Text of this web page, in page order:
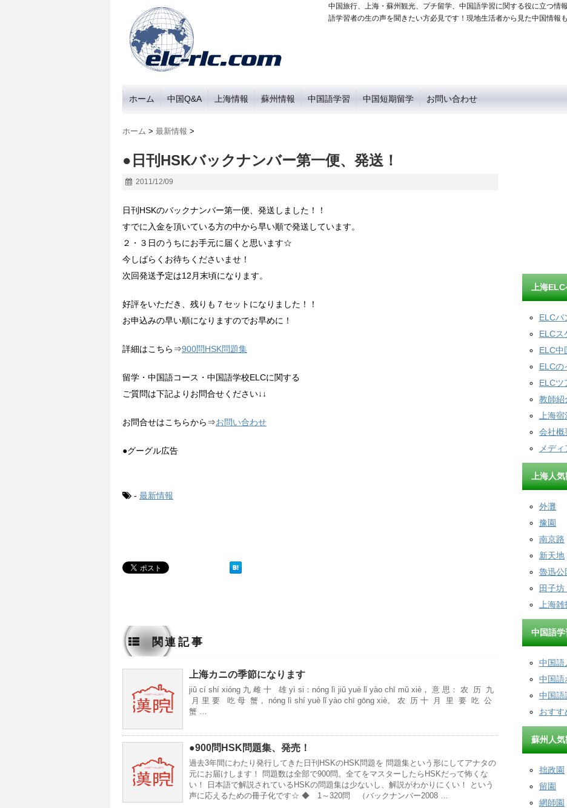
中国旅行、上海・蘇州観光、プチ留学、中国語学習に関する役に立つ情
語学習者の生の声を聞きたい方必見です！現地生活者から見た中国情報
ホーム 中国Q&A 上海情報 蘇州情報 中国語学習 中国短期留学 お問い合わせ
ホーム > 最新情報 >
●日刊HSKバックナンバー第一便、発送！
2011/12/09
日刊HSKのバックナンバー第一便、発送しました！！
すでに入金を頂いている方の中から早い順で発送しています。
２・３日のうちにお手元に届くと思います☆
今しばらくお待ちくださいませ！
次回発送予定は12月末頃になります。
好評をいただき、残りも７セットになりました！！
お申込みの早い順になりますのでお早めに！
詳細はこちら⇒900問HSK問題集
留学・中国語コース・中国語学校ELCに関する
ご質問は下記よりお問合せください↓↓
お問合せはこちらから⇒お問い合わせ
●グーグル広告
- 最新情報
関連記事
上海カニの季節になります
jiǔ cí shí xiónɡ 九 雌 十 雄 yì si：nónɡ lì jiǔ yuè lǐ yào chī mǔ xiè， 意 思： 农 历 九
月 里 要 吃 母 蟹， nónɡ lì shí yuè lǐ yào chī ɡōnɡ xiè。 农 历 十 月 里 要 吃 公
蟹 …
●900問HSK問題集、発売！
過去3年間にわたり発行してきた日刊HSKのHSK問題を 問題集という形にしてアナタの
元にお届けします！ 問題数は全部で900問。全てをマスターしたらHSKだって怖くな
い！ 日本語で解説されているHSKの問題集は少ないし、解説がわかりにくい！ という
声に応えるための冊子化です☆ ◆ 1～320問 （バックナンバー2008 …
上海
ELCパ
ELCス
ELC中
ELCの
ELCツ
教師紹
上海
会社概
メデ
上海人
外灘
豫園
南京路
新天地
魯迅公
田子坊
上海
中国語
中国語
中国語
中国語
おすす
蘇州人気
拙政園
留園
網師園